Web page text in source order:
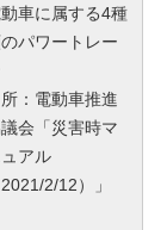
車に属する4種
パワートレー
：電動車推進
会「災害時マ
アル
2021/2/12）」